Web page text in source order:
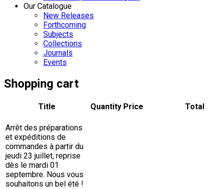
Our Catalogue
New Releases
Forthcoming
Subjects
Collections
Journals
Events
Shopping cart
Arrêt des préparations
et expéditions de
commandes à partir du
jeudi 23 juillet, reprise
dès le mardi 01
septembre. Nous vous
souhaitons un bel été !
Title Quantity Price Total